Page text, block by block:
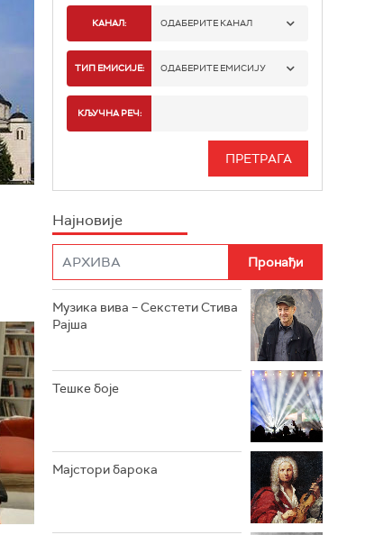
КАНАЛ: ОДАБЕРИТЕ КАНАЛ
РАДИО БЕОГРАД 1
РАДИО БЕОГРАД 3
РАДИО РОКЕНРОЛЕР
РАДИО ЏУБОКС
РАДИО ВРТЕШКА
РАДИО ЏЕЗЕР
ТИП ЕМИСИЈЕ: ОДАБЕРИТЕ ЕМИСИЈУ
ИНФО
КЉУЧНА РЕЧ:
Најновије
Музика вива – Секстети Стива
Рајша
Тешке боје
Мајстори барока